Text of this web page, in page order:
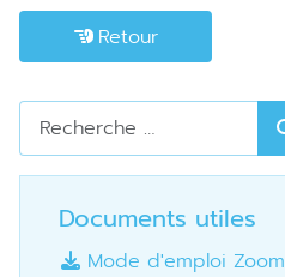
Retour
Rechercher
Documents utiles
Mode d'emploi Zoom